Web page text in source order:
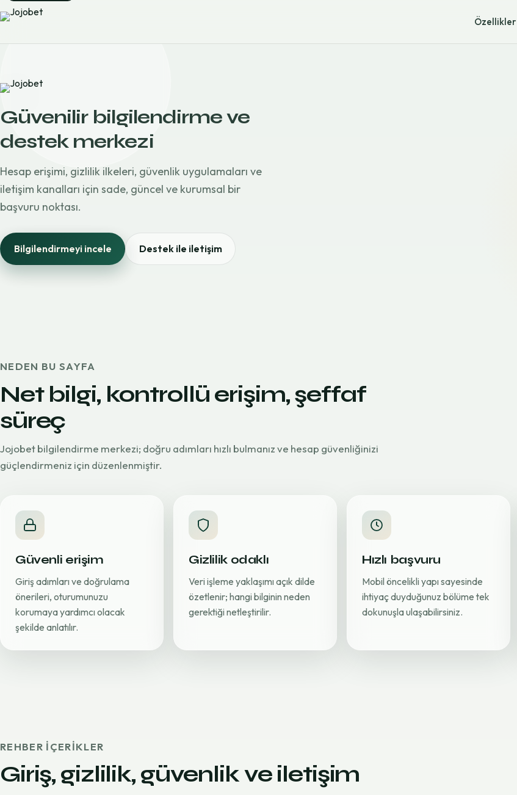
Özellikler
Güvenilir bilgilendirme ve
destek merkezi
Hesap erişimi, gizlilik ilkeleri, güvenlik uygulamaları ve
iletişim kanalları için sade, güncel ve kurumsal bir
başvuru noktası.
Bilgilendirmeyi incele Destek ile iletişim
NEDEN BU SAYFA
Net bilgi, kontrollü erişim, şeffaf
süreç
Jojobet bilgilendirme merkezi; doğru adımları hızlı bulmanız ve hesap güvenliğinizi
güçlendirmeniz için düzenlenmiştir.
Güvenli erişim
Giriş adımları ve doğrulama
önerileri, oturumunuzu
korumaya yardımcı olacak
şekilde anlatılır.
Gizlilik odaklı
Veri işleme yaklaşımı açık dilde
özetlenir; hangi bilginin neden
gerektiği netleştirilir.
Hızlı başvuru
Mobil öncelikli yapı sayesinde
ihtiyaç duyduğunuz bölüme tek
dokunuşla ulaşabilirsiniz.
REHBER IÇERIKLER
Giriş, gizlilik, güvenlik ve iletişim